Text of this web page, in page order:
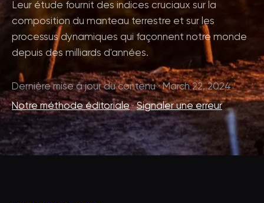
Leur étude fournit des indices cruciaux sur la
composition du manteau terrestre et sur les
processus dynamiques qui façonnent notre monde
depuis des milliards d'années.
Dernière mise à jour du contenu · March 22, 2024
Notre méthode éditoriale·Signaler une erreur